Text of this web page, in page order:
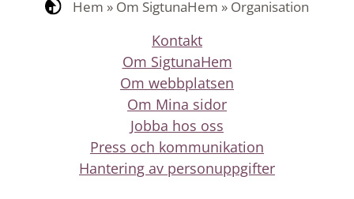
Hem » Om SigtunaHem » Organisation
Kontakt
Om SigtunaHem
Om webbplatsen
Om Mina sidor
Jobba hos oss
Press och kommunikation
Hantering av personuppgifter